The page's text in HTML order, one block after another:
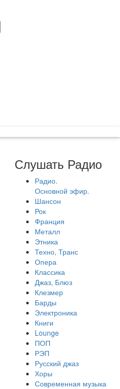
Слушать Радио
Радио.
Основной эфир.
Шансон
Рок
Франция
Металл
Этника
Техно, Транс
Опера
Классика
Джаз, Блюз
Клезмер
Барды
Электроника
Книги
Lounge
ПОП
РЭП
Русский джаз
Хоры
Современная музыка